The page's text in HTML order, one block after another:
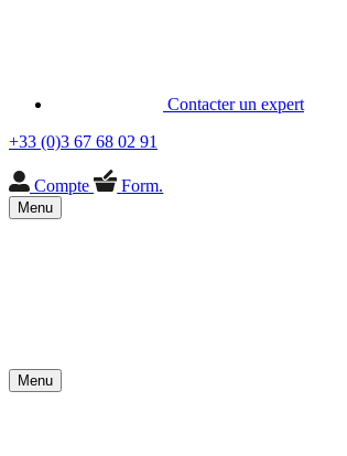
Contacter un expert
+33 (0)3 67 68 02 91
Compte Form.
Menu
Menu